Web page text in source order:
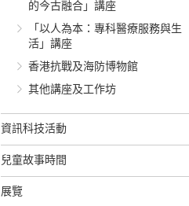
的今古融合」講座
「以人為本：專科醫療服務與生
活」講座
香港抗戰及海防博物館
其他講座及工作坊
資訊科技活動
兒童故事時間
展覽